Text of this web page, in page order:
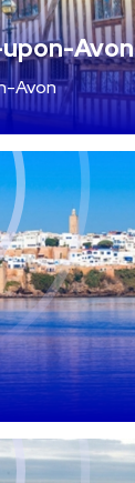
Avon
Avon